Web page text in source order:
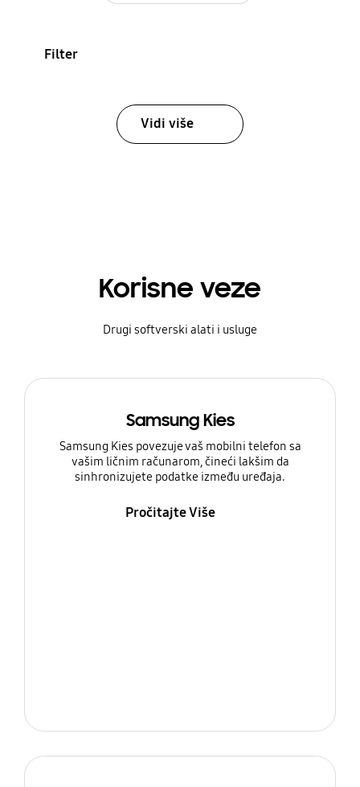
Filter
Vidi više
Korisne veze
Drugi softverski alati i usluge
Samsung Kies
Samsung Kies povezuje vaš mobilni telefon sa
vašim ličnim računarom, čineći lakšim da
sinhronizujete podatke između uređaja.
Pročitajte Više